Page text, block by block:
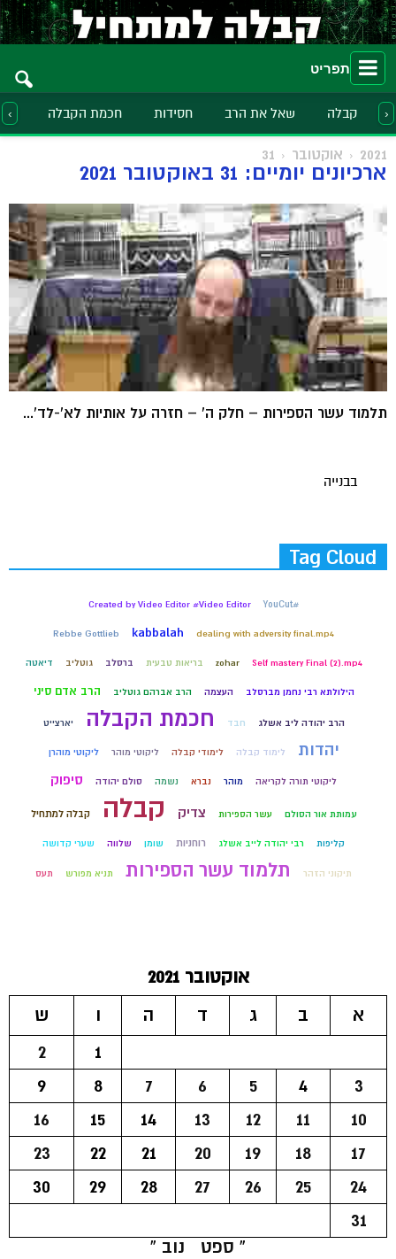
תפריט
קבלה שאל את הרב חסידות חכמת הקבלה ›
‹
2021 אוקטובר 31
ארכיונים יומיים: 31 באוקטובר 2021
תלמוד עשר הספירות – חלק ה' – חזרה על אותיות לא'-לד'...
בבנייה
Tag Cloud
#YouCut
Created by Video Editor #Video Editor
dealing with adversity final.mp4
kabbalah
Rebbe Gottlieb
Self mastery Final (2).mp4
zohar בריאות טבעית ברסלב גוטליב דיאטה
הילולתא רבי נחמן מברסלב העצמה הרב אברהם גוטליב הרב אדם סיני
הרב יהודה ליב אשלג חבד חכמת הקבלה יארצייט
יהדות לימוד קבלה לימודי קבלה ליקוטי מוהר ליקוטי מוהרן
ליקוטי תורה לקריאה מוהר נברא נשמה סולם יהודה סיפוק
עמותת אור הסולם עשר הספירות צדיק קבלה קבלה למתחיל
קליפות רבי יהודה לייב אשלג רוחניות שומן שלווה שערי קדושה
תיקוני הזהר תלמוד עשר הספירות תניא מפורש תעס
אוקטובר 2021
א
ב ג ד ה ו
ש
1
2
3
4
5
6
7
8
9
10
11
12
13
14
15
16
17
18
19
20
21
22
23
24
25
26
27
28
29
30
31
« ספט
נוב »